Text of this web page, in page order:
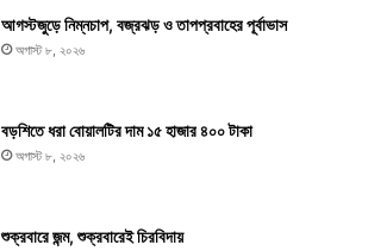
আগস্টজুড়ে নিম্নচাপ, বজ্রঝড় ও তাপপ্রবাহের পূর্বাভাস
অগাস্ট ৮, ২০২৬
বড়শিতে ধরা বোয়ালটির দাম ১৫ হাজার ৪০০ টাকা
অগাস্ট ৮, ২০২৬
শুক্রবারে জন্ম, শুক্রবারেই চিরবিদায়